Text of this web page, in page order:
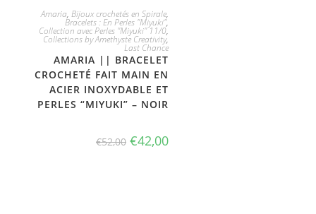
JE L'ADOPTE
Amaria, Bijoux crochetés en Spirale,
Bracelets : En Perles "Miyuki",
Collection avec Perles "Miyuki" 11/0,
Collections by Amethyste Creativity,
Last Chance
AMARIA || BRACELET
CROCHETÉ FAIT MAIN EN
ACIER INOXYDABLE ET
PERLES “MIYUKI” – NOIR
€52,00 €42,00